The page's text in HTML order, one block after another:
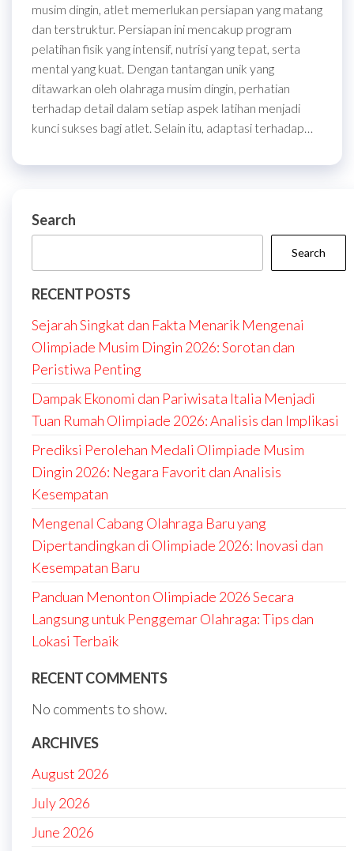
musim dingin, atlet memerlukan persiapan yang matang
dan terstruktur. Persiapan ini mencakup program
pelatihan fisik yang intensif, nutrisi yang tepat, serta
mental yang kuat. Dengan tantangan unik yang
ditawarkan oleh olahraga musim dingin, perhatian
terhadap detail dalam setiap aspek latihan menjadi
kunci sukses bagi atlet. Selain itu, adaptasi terhadap…
Search
Search
RECENT POSTS
Sejarah Singkat dan Fakta Menarik Mengenai
Olimpiade Musim Dingin 2026: Sorotan dan
Peristiwa Penting
Dampak Ekonomi dan Pariwisata Italia Menjadi
Tuan Rumah Olimpiade 2026: Analisis dan Implikasi
Prediksi Perolehan Medali Olimpiade Musim
Dingin 2026: Negara Favorit dan Analisis
Kesempatan
Mengenal Cabang Olahraga Baru yang
Dipertandingkan di Olimpiade 2026: Inovasi dan
Kesempatan Baru
Panduan Menonton Olimpiade 2026 Secara
Langsung untuk Penggemar Olahraga: Tips dan
Lokasi Terbaik
RECENT COMMENTS
No comments to show.
ARCHIVES
August 2026
July 2026
June 2026